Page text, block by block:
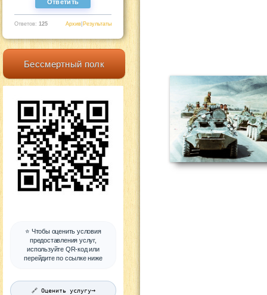
Ответов: 125 Результаты
Архив
Бессмертный полк
⭐ Чтобы оценить условия
предоставления услуг,
используйте QR-код или
перейдите по ссылке ниже
🔗 Оценить услугу→